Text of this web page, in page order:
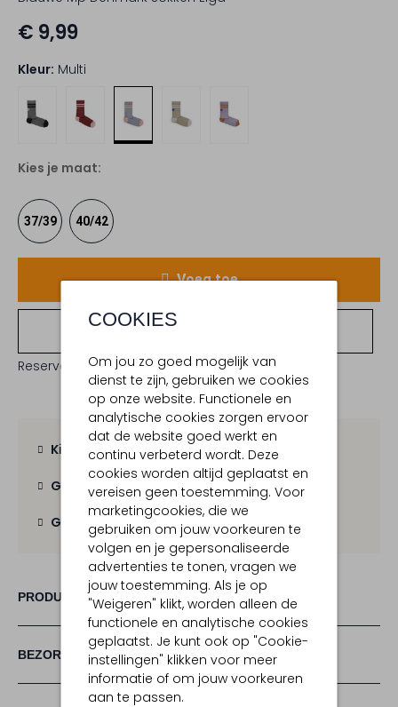
COOKIES
Om jou zo goed mogelijk van
dienst te zijn, gebruiken we cookies
op onze website. Functionele en
analytische cookies zorgen ervoor
dat de website goed werkt en
continu verbeterd wordt. Deze
cookies worden altijd geplaatst en
vereisen geen toestemming. Voor
marketingcookies, die we
gebruiken om jouw voorkeuren te
volgen en je gepersonaliseerde
advertenties te tonen, vragen we
jouw toestemming. Als je op
"Weigeren" klikt, worden alleen de
functionele en analytische cookies
geplaatst. Je kunt ook op "Cookie-
instellingen" klikken voor meer
informatie of om jouw voorkeuren
aan te passen.
€ 9,99
Kleur: Multi
Kies je maat:
37/39 40/42
Voeg toe
Bekijk winkelvoorraad
Reserveer direct in een van onze 19 boutiques
Kies zelf je bezorgmoment
Gratis verzendingvanaf € 100,-
Gratis retourbinnen 30 dagen
PRODUCT INFORMATIE
BEZORGEN & RETOURNEREN